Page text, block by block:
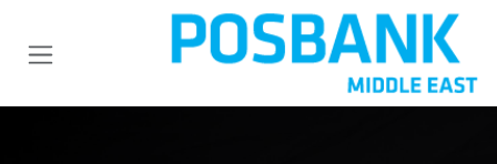
تخطي للذهاب إلى المحتوى